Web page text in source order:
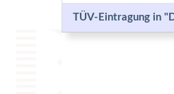
TÜV-Eintragung in